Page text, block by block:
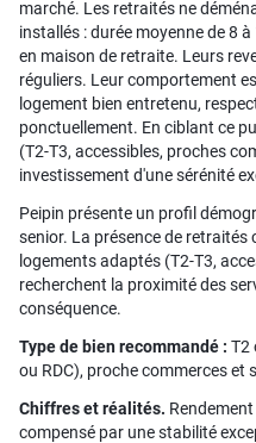
marché. Les retraités ne
installés : durée moyenne de 8
en maison de retraite. Leurs
réguliers. Leur comportement
logement bien entretenu,
ponctuellement. En ciblant ce
(T2-T3, accessibles, proches
investissement d'une sérénité
Peipin présente un profil
senior. La présence de retraités
logements adaptés (T2-T3,
recherchent la proximité des
conséquence.
Type de bien recommandé : T2
ou RDC), proche commerces et
Chiffres et réalités.
compensé par une stabilité